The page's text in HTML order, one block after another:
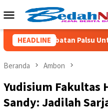
ke
Menu
Mobile
HEADLINE
Jabatan Palsu Untuk
Beranda Ambon
Yudisium Fakultas
Sandy: Jadilah